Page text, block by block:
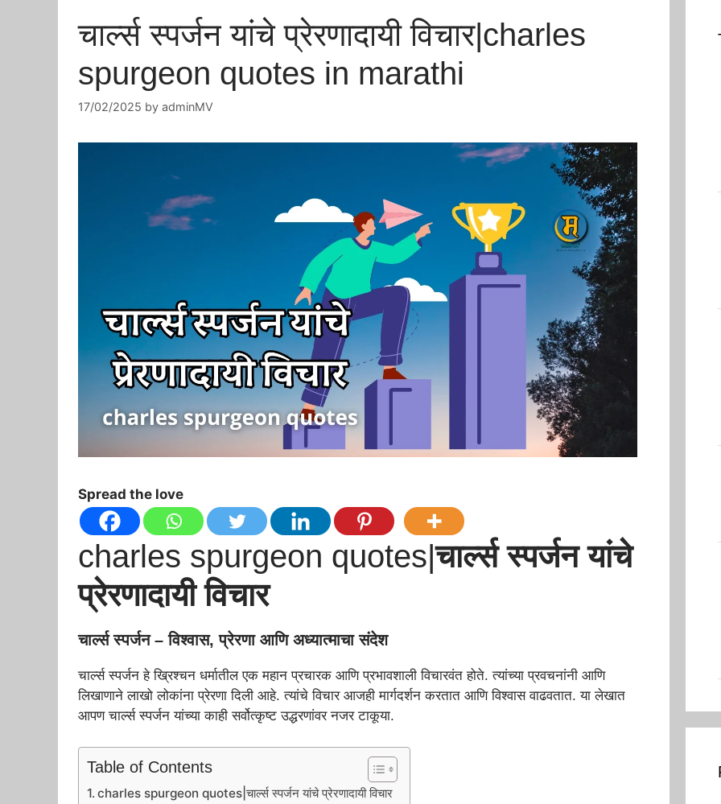
चार्ल्स स्पर्जन यांचे प्रेरणादायी विचार|charles
spurgeon quotes​ in marathi
17/02/2025 by adminMV
Spread the love
charles spurgeon quotes​|चार्ल्स स्पर्जन यांचे
प्रेरणादायी विचार
चार्ल्स स्पर्जन – विश्वास, प्रेरणा आणि अध्यात्माचा संदेश
चार्ल्स स्पर्जन हे ख्रिश्चन धर्मातील एक महान प्रचारक आणि प्रभावशाली विचारवंत होते. त्यांच्या प्रवचनांनी आणि
लिखाणाने लाखो लोकांना प्रेरणा दिली आहे. त्यांचे विचार आजही मार्गदर्शन करतात आणि विश्वास वाढवतात. या लेखात
आपण चार्ल्स स्पर्जन यांच्या काही सर्वोत्कृष्ट उद्धरणांवर नजर टाकूया.
Table of Contents
charles spurgeon quotes​|चार्ल्स स्पर्जन यांचे प्रेरणादायी विचार